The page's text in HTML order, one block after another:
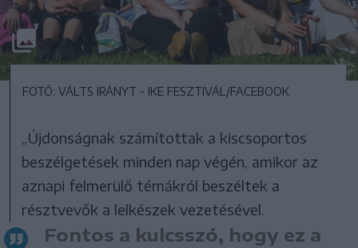
FOTÓ: VÁLTS IRÁNYT - IKE FESZTIVÁL/FACEBOOK
„Újdonságnak számítottak a kiscsoportos
beszélgetések minden nap végén, amikor az
aznapi felmerülő témákról beszéltek a
résztvevők a lelkészek vezetésével.
Fontos a kulcsszó, hogy ez a